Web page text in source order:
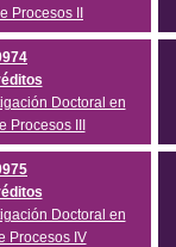
Procesos II
Doctoral en
Procesos III
Doctoral en
Procesos IV